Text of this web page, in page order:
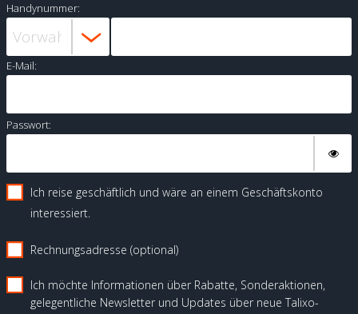
Handynummer:
E-Mail:
Passwort:
Ich reise geschäftlich und wäre an einem Geschäftskonto
interessiert.
Rechnungsadresse (optional)
Ich möchte Informationen über Rabatte, Sonderaktionen,
gelegentliche Newsletter und Updates über neue Talixo-